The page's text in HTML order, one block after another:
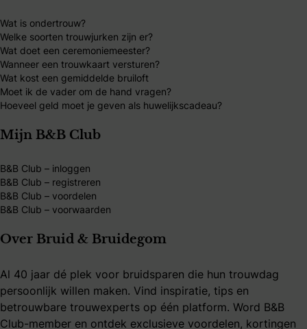
Wat is ondertrouw?
Welke soorten trouwjurken zijn er?
Wat doet een ceremoniemeester?
Wanneer een trouwkaart versturen?
Wat kost een gemiddelde bruiloft
Moet ik de vader om de hand vragen?
Hoeveel geld moet je geven als huwelijkscadeau?
Mijn B&B Club
B&B Club – inloggen
B&B Club – registreren
B&B Club – voordelen
B&B Club – voorwaarden
Over Bruid & Bruidegom
Al 40 jaar dé plek voor bruidsparen die hun trouwdag
persoonlijk willen maken. Vind inspiratie, tips en
betrouwbare trouwexperts op één platform. Word B&B
Club-member en ontdek exclusieve voordelen, kortingen